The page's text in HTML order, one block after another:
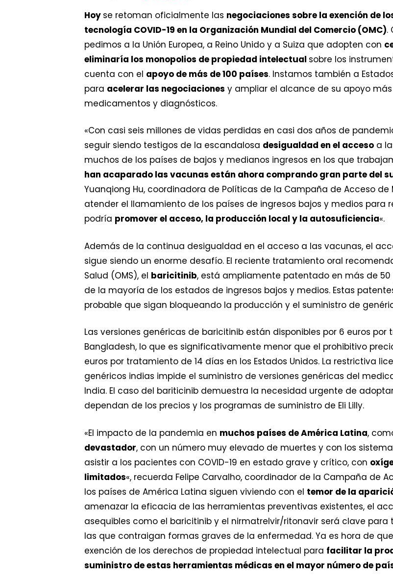
Hoy se retoman oficialmente las negociaciones sobre la exención de
tecnología COVID-19 en la Organización Mundial del Comercio (OMC).
pedimos a la Unión Europea, a Reino Unido y a Suiza que adopten con
eliminaría los monopolios de propiedad intelectual sobre los
cuenta con el apoyo de más de 100 países. Instamos también a
para acelerar las negociaciones y ampliar el alcance de su apoyo
medicamentos y diagnósticos.
«Con casi seis millones de vidas perdidas en casi dos años de
seguir siendo testigos de la escandalosa desigualdad en el acceso a
muchos de los países de bajos y medianos ingresos en los que
han acaparado las vacunas están ahora comprando gran parte del
Yuanqiong Hu, coordinadora de Políticas de la Campaña de Acceso de
atender el llamamiento de los países de ingresos bajos y medios para
podría promover el acceso, la producción local y la autosuficiencia«.
Además de la continua desigualdad en el acceso a las vacunas, el
sigue siendo un enorme desafío. El reciente tratamiento oral
Salud (OMS), el baricitinib, está ampliamente patentado en más de 50
de la mayoría de los estados de ingresos bajos y medios. Estas
probable que sigan bloqueando la producción y el suministro de
Las versiones genéricas de baricitinib están disponibles por 6 euros
Bangladesh, lo que es significativamente menor que el prohibitivo
euros por tratamiento de 14 días en los Estados Unidos. La restrictiva
genéricos indias impide el suministro de versiones genéricas del
India. El caso del bariticinib demuestra la necesidad urgente de
dependan de los precios y los programas de suministro de Eli Lilly.
«El impacto de la pandemia en muchos países de América Latina,
devastador, con un número muy elevado de muertes y con los
asistir a los pacientes con COVID-19 en estado grave y crítico, con
limitados«, recuerda Felipe Carvalho, coordinador de la Campaña de
los países de América Latina siguen viviendo con el temor de la
amenazar la eficacia de las herramientas preventivas existentes, el
asequibles como el baricitinib y el nirmatrelvir/ritonavir será clave
las que contraigan formas graves de la enfermedad. Ya es hora de
exención de los derechos de propiedad intelectual para facilitar la
suministro de estas herramientas médicas en el mayor número de